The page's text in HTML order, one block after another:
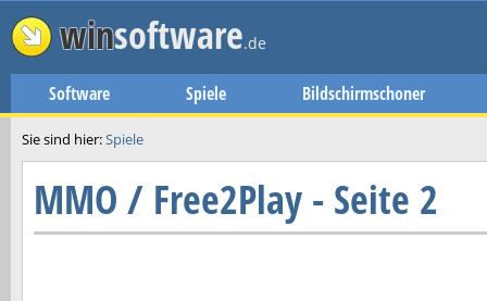
winsoftware.de
Software Spiele Bildschirmschoner
Sie sind hier:Spiele
MMO / Free2Play - Seite 2